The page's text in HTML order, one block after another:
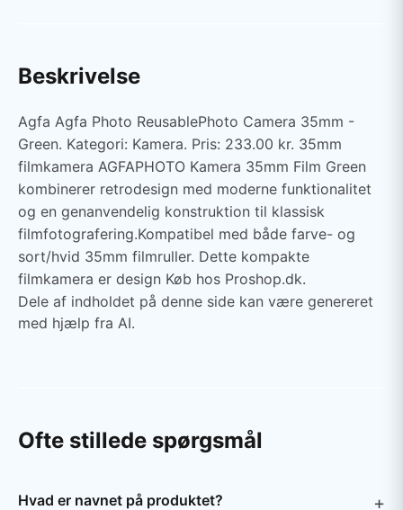
Beskrivelse
Agfa Agfa Photo ReusablePhoto Camera 35mm -
Green. Kategori: Kamera. Pris: 233.00 kr. 35mm
filmkamera AGFAPHOTO Kamera 35mm Film Green
kombinerer retrodesign med moderne funktionalitet
og en genanvendelig konstruktion til klassisk
filmfotografering.Kompatibel med både farve- og
sort/hvid 35mm filmruller. Dette kompakte
filmkamera er design Køb hos Proshop.dk.
Dele af indholdet på denne side kan være genereret
med hjælp fra AI.
Ofte stillede spørgsmål
Hvad er navnet på produktet?